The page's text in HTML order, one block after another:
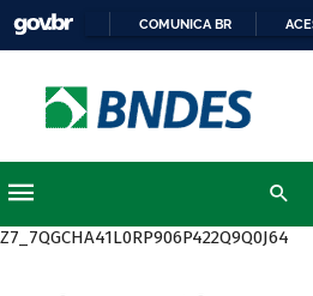
COMUNICA BR
Z7_7QGCHA41L0RP906P422Q9Q0J64